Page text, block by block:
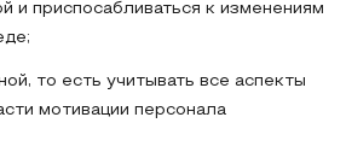
и приспосабливаться к изменениям
то есть учитывать все аспекты
мотивации персонала